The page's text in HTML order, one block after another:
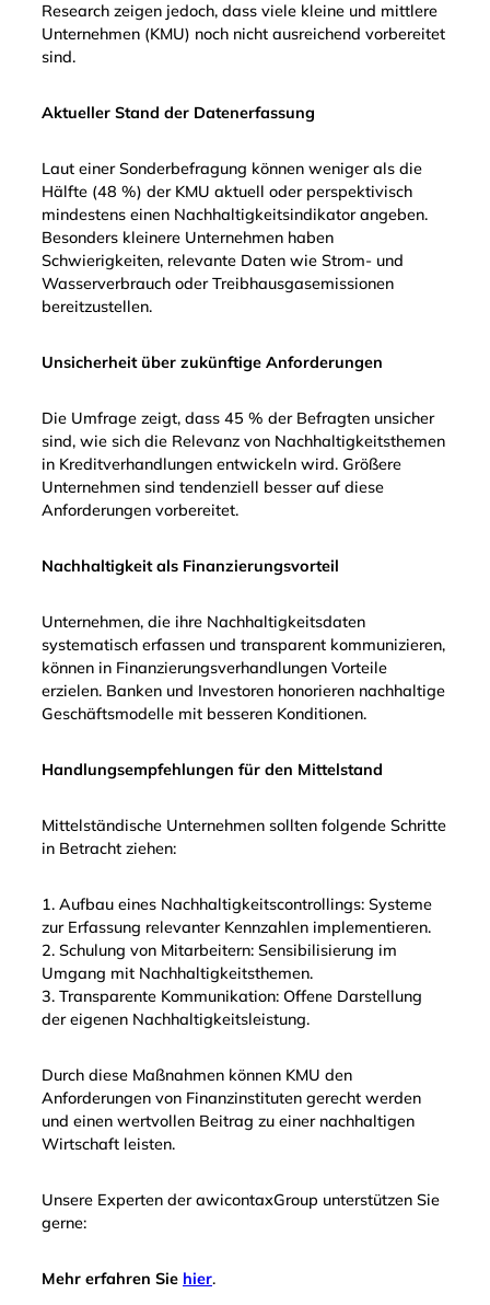
Research zeigen jedoch, dass viele kleine und mittlere
Unternehmen (KMU) noch nicht ausreichend vorbereitet
sind.
Aktueller Stand der Datenerfassung
Laut einer Sonderbefragung können weniger als die
Hälfte (48 %) der KMU aktuell oder perspektivisch
mindestens einen Nachhaltigkeitsindikator angeben.
Besonders kleinere Unternehmen haben
Schwierigkeiten, relevante Daten wie Strom- und
Wasserverbrauch oder Treibhausgasemissionen
bereitzustellen.
Unsicherheit über zukünftige Anforderungen
Die Umfrage zeigt, dass 45 % der Befragten unsicher
sind, wie sich die Relevanz von Nachhaltigkeitsthemen
in Kreditverhandlungen entwickeln wird. Größere
Unternehmen sind tendenziell besser auf diese
Anforderungen vorbereitet.
Nachhaltigkeit als Finanzierungsvorteil
Unternehmen, die ihre Nachhaltigkeitsdaten
systematisch erfassen und transparent kommunizieren,
können in Finanzierungsverhandlungen Vorteile
erzielen. Banken und Investoren honorieren nachhaltige
Geschäftsmodelle mit besseren Konditionen.
Handlungsempfehlungen für den Mittelstand
Mittelständische Unternehmen sollten folgende Schritte
in Betracht ziehen:
1. Aufbau eines Nachhaltigkeitscontrollings: Systeme
zur Erfassung relevanter Kennzahlen implementieren.
2. Schulung von Mitarbeitern: Sensibilisierung im
Umgang mit Nachhaltigkeitsthemen.
3. Transparente Kommunikation: Offene Darstellung
der eigenen Nachhaltigkeitsleistung.
Durch diese Maßnahmen können KMU den
Anforderungen von Finanzinstituten gerecht werden
und einen wertvollen Beitrag zu einer nachhaltigen
Wirtschaft leisten.
Unsere Experten der awicontaxGroup unterstützen Sie
gerne:
Mehr erfahren Sie hier.